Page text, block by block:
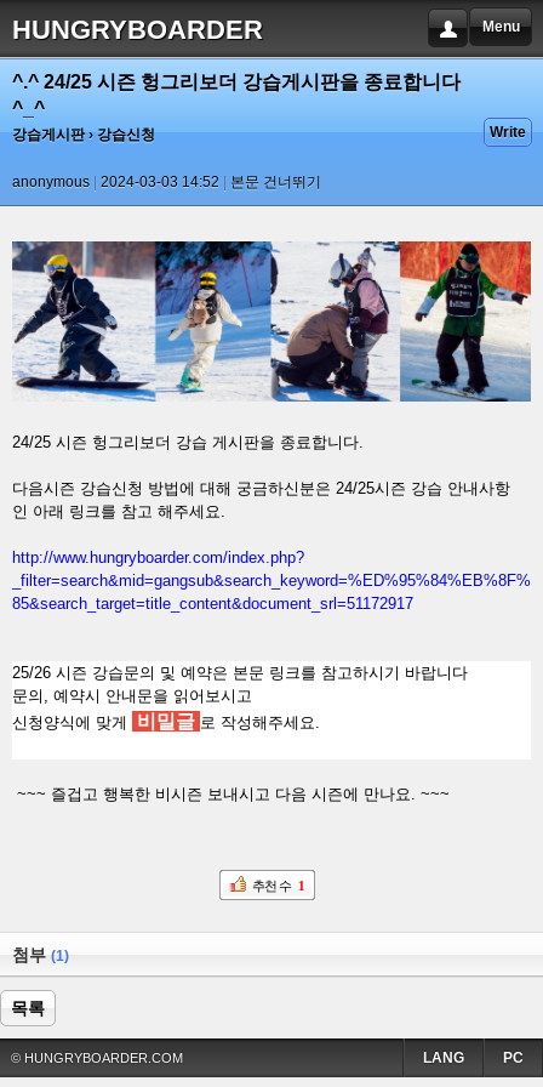
HUNGRYBOARDER Menu
^.^ 24/25 시즌 헝그리보더 강습게시판을 종료합니다
^_^
강습게시판› 강습신청
anonymous 2024-03-03 14:52 본문 건너뛰기
Write
24/25 시즌 헝그리보더 강습 게시판을 종료합니다.
다음시즌 강습신청 방법에 대해 궁금하신분은 24/25시즌 강습 안내사항
인 아래 링크를 참고 해주세요.
http://www.hungryboarder.com/index.php?
_filter=search&mid=gangsub&search_keyword=%ED%95%84%EB%8F%
85&search_target=title_content&document_srl=51172917
25/26 시즌 강습문의 및 예약은 본문 링크를 참고하시기 바랍니다
문의, 예약시 안내문을 읽어보시고
신청양식에 맞게
비밀글 로 작성해주세요.
~~~ 즐겁고 행복한 비시즌 보내시고 다음 시즌에 만나요. ~~~
추천 수 1
첨부 (1)
목록
© HUNGRYBOARDER.COM PC
LANG